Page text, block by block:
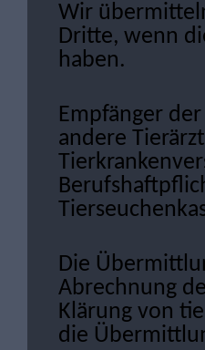
Wir
Dritte, wenn
haben.
Empfänger
andere
Die
Abrechnung
Klärung von
die